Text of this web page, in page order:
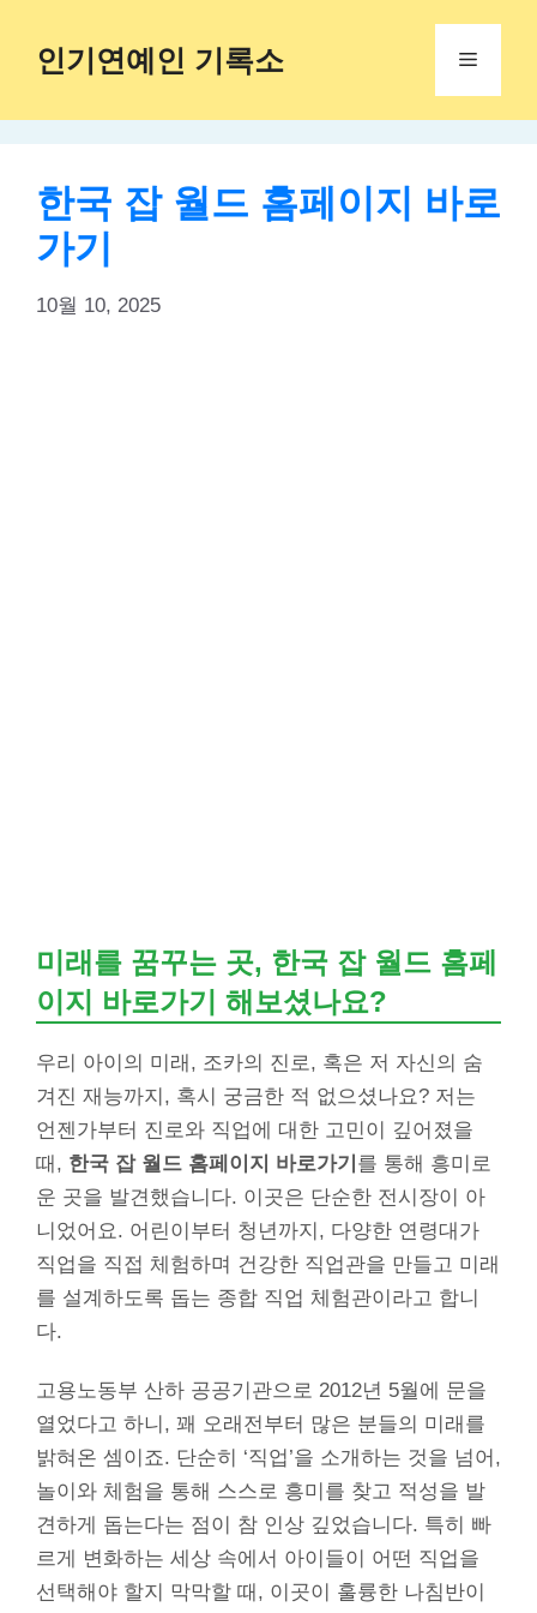
content
인기연예인 기록소 Menu
한국 잡 월드 홈페이지 바로
가기
10월 10, 2025
미래를 꿈꾸는 곳, 한국 잡 월드 홈페
이지 바로가기 해보셨나요?
우리 아이의 미래, 조카의 진로, 혹은 저 자신의 숨
겨진 재능까지, 혹시 궁금한 적 없으셨나요? 저는
언젠가부터 진로와 직업에 대한 고민이 깊어졌을
때, 한국 잡 월드 홈페이지 바로가기 를 통해 흥미로
운 곳을 발견했습니다. 이곳은 단순한 전시장이 아
니었어요. 어린이부터 청년까지, 다양한 연령대가
직업을 직접 체험하며 건강한 직업관을 만들고 미래
를 설계하도록 돕는 종합 직업 체험관이라고 합니
다.
고용노동부 산하 공공기관으로 2012년 5월에 문을
열었다고 하니, 꽤 오래전부터 많은 분들의 미래를
밝혀온 셈이죠. 단순히 ‘직업’을 소개하는 것을 넘어,
놀이와 체험을 통해 스스로 흥미를 찾고 적성을 발
견하게 돕는다는 점이 참 인상 깊었습니다. 특히 빠
르게 변화하는 세상 속에서 아이들이 어떤 직업을
선택해야 할지 막막할 때, 이곳이 훌륭한 나침반이